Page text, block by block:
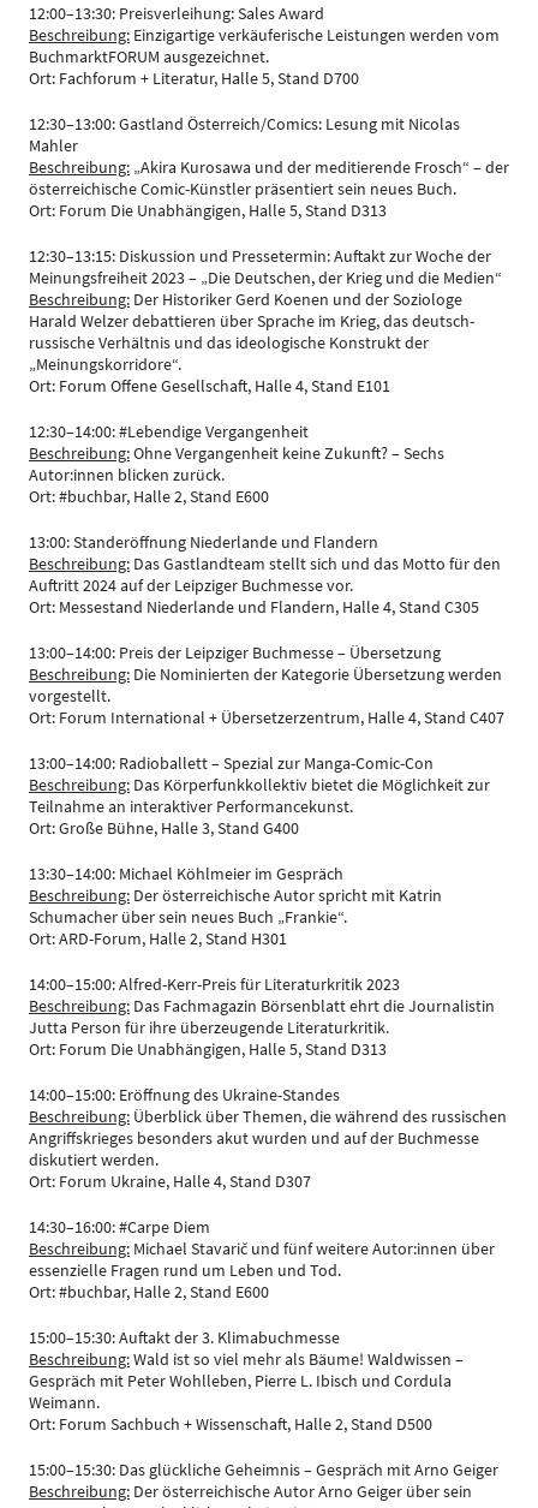
12:00–13:30: Preisverleihung: Sales Award
Beschreibung: Einzigartige verkäuferische Leistungen werden vom
BuchmarktFORUM ausgezeichnet.
Ort: Fachforum + Literatur, Halle 5, Stand D700
12:30–13:00: Gastland Österreich/Comics: Lesung mit Nicolas
Mahler
Beschreibung: „Akira Kurosawa und der meditierende Frosch“ – der
österreichische Comic-Künstler präsentiert sein neues Buch.
Ort: Forum Die Unabhängigen, Halle 5, Stand D313
12:30–13:15: Diskussion und Pressetermin: Auftakt zur Woche der
Meinungsfreiheit 2023 – „Die Deutschen, der Krieg und die Medien“
Beschreibung: Der Historiker Gerd Koenen und der Soziologe
Harald Welzer debattieren über Sprache im Krieg, das deutsch-
russische Verhältnis und das ideologische Konstrukt der
„Meinungskorridore“.
Ort: Forum Offene Gesellschaft, Halle 4, Stand E101
12:30–14:00: #Lebendige Vergangenheit
Beschreibung:Ohne Vergangenheit keine Zukunft? – Sechs
Autor:innen blicken zurück.
Ort: #buchbar, Halle 2, Stand E600
13:00: Standeröffnung Niederlande und Flandern
Beschreibung: Das Gastlandteam stellt sich und das Motto für den
Auftritt 2024 auf der Leipziger Buchmesse vor.
Ort: Messestand Niederlande und Flandern, Halle 4, Stand C305
13:00–14:00: Preis der Leipziger Buchmesse – Übersetzung
Beschreibung: Die Nominierten der Kategorie Übersetzung werden
vorgestellt.
Ort: Forum International + Übersetzerzentrum, Halle 4, Stand C407
13:00–14:00: Radioballett – Spezial zur Manga-Comic-Con
Beschreibung: Das Körperfunkkollektiv bietet die Möglichkeit zur
Teilnahme an interaktiver Performancekunst.
Ort: Große Bühne, Halle 3, Stand G400
13:30–14:00: Michael Köhlmeier im Gespräch
Beschreibung: Der österreichische Autor spricht mit Katrin
Schumacher über sein neues Buch „Frankie“.
Ort: ARD-Forum, Halle 2, Stand H301
14:00–15:00: Alfred-Kerr-Preis für Literaturkritik 2023
Beschreibung: Das Fachmagazin Börsenblatt ehrt die Journalistin
Jutta Person für ihre überzeugende Literaturkritik.
Ort: Forum Die Unabhängigen, Halle 5, Stand D313
14:00–15:00: Eröffnung des Ukraine-Standes
Beschreibung: Überblick über Themen, die während des russischen
Angriffskrieges besonders akut wurden und auf der Buchmesse
diskutiert werden.
Ort: Forum Ukraine, Halle 4, Stand D307
14:30–16:00: #Carpe Diem
Beschreibung: Michael Stavarič und fünf weitere Autor:innen über
essenzielle Fragen rund um Leben und Tod.
Ort: #buchbar, Halle 2, Stand E600
15:00–15:30: Auftakt der 3. Klimabuchmesse
Beschreibung:Wald ist so viel mehr als Bäume! Waldwissen –
Gespräch mit Peter Wohlleben, Pierre L. Ibisch und Cordula
Weimann.
Ort: Forum Sachbuch + Wissenschaft, Halle 2, Stand D500
15:00–15:30: Das glückliche Geheimnis – Gespräch mit Arno Geiger
Beschreibung: Der österreichische Autor Arno Geiger über sein